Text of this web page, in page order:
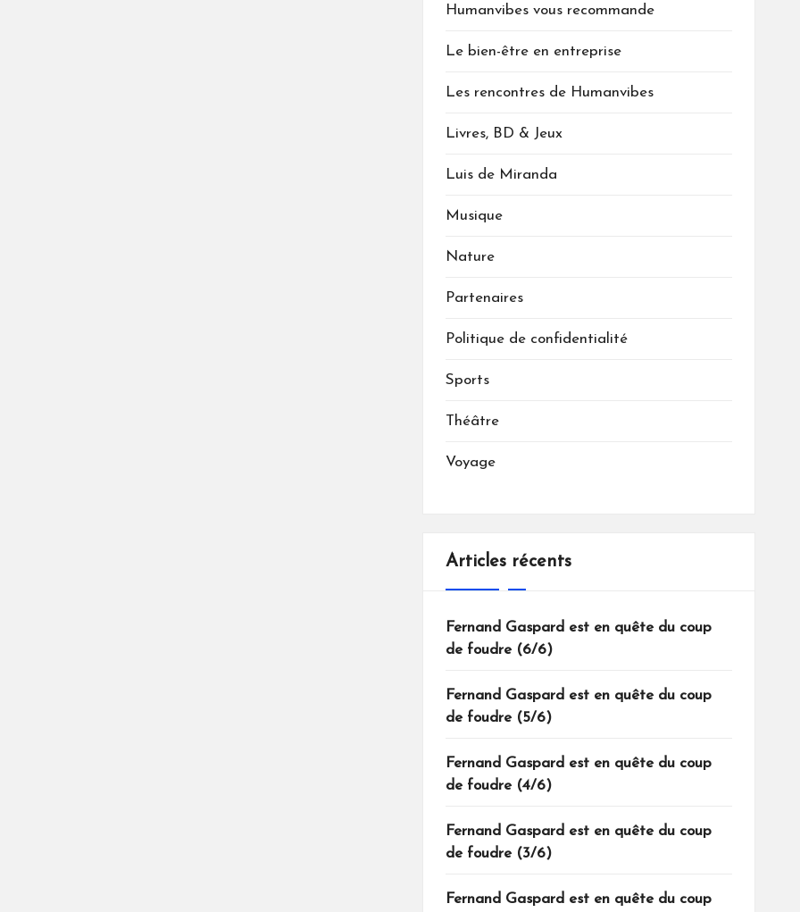
Humanvibes vous recommande
Le bien-être en entreprise
Les rencontres de Humanvibes
Livres, BD & Jeux
Luis de Miranda
Musique
Nature
Partenaires
Politique de confidentialité
Sports
Théâtre
Voyage
Articles récents
Fernand Gaspard est en quête du coup
de foudre (6/6)
Fernand Gaspard est en quête du coup
de foudre (5/6)
Fernand Gaspard est en quête du coup
de foudre (4/6)
Fernand Gaspard est en quête du coup
de foudre (3/6)
Fernand Gaspard est en quête du coup